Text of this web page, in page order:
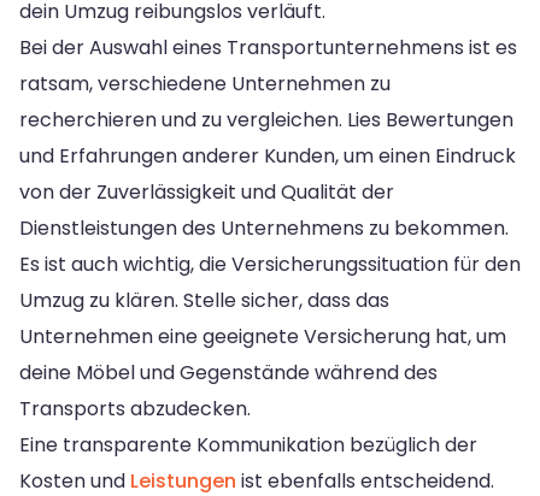
dein Umzug reibungslos verläuft.
Bei der Auswahl eines Transportunternehmens ist es
ratsam, verschiedene Unternehmen zu
recherchieren und zu vergleichen. Lies Bewertungen
und Erfahrungen anderer Kunden, um einen Eindruck
von der Zuverlässigkeit und Qualität der
Dienstleistungen des Unternehmens zu bekommen.
Es ist auch wichtig, die Versicherungssituation für den
Umzug zu klären. Stelle sicher, dass das
Unternehmen eine geeignete Versicherung hat, um
deine Möbel und Gegenstände während des
Transports abzudecken.
Eine transparente Kommunikation bezüglich der
Kosten und Leistungen ist ebenfalls entscheidend.